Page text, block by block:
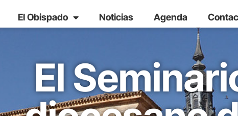
El Obispado Noticias Agenda
El